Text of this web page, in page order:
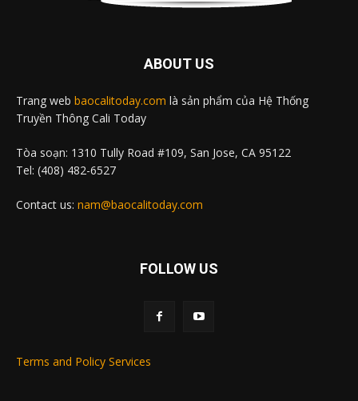
ABOUT US
Trang web baocalitoday.com là sản phẩm của Hệ Thống
Truyền Thông Cali Today
Tòa soạn: 1310 Tully Road #109, San Jose, CA 95122
Tel: (408) 482-6527
Contact us: nam@baocalitoday.com
FOLLOW US
Terms and Policy Services